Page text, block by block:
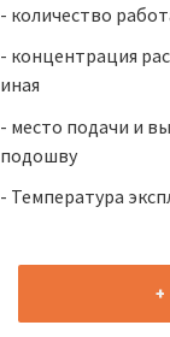
- количество
- концентрация
иная
- место подачи и
подошву
- Температура